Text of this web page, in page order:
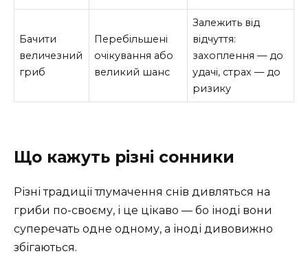
Бачити
величезний
гриб
Перебільшені
очікування або
великий шанс
Залежить від
відчуття:
захоплення — до
удачі, страх — до
ризику
Що кажуть різні сонники
Різні традиції тлумачення снів дивляться на
гриби по-своєму, і це цікаво — бо іноді вони
суперечать одне одному, а іноді дивовижно
збігаються.